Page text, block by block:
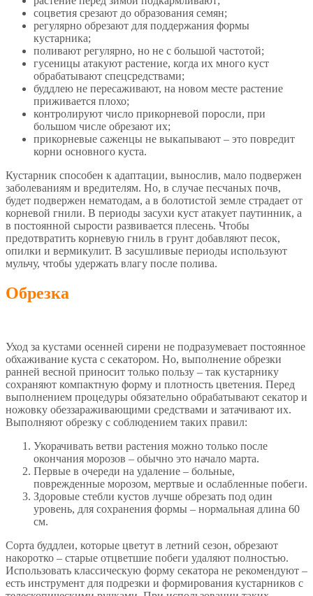
соцветия срезают до образования семян;
регулярно обрезают для поддержания формы
кустарника;
поливают регулярно, но не с большой частотой;
гусеницы атакуют растение, когда их много куст
обрабатывают спецсредствами;
буддлею не пересаживают, на новом месте растение
приживается плохо;
контролируют число прикорневой поросли, при
большом числе обрезают их;
прикорневые саженцы не выкапывают – это повредит
корни основного куста.
Кустарник способен к адаптации, вынослив, мало подвержен
заболеваниям и вредителям. Но, в случае песчаных почв,
будет подвержен нематодам, а в болотистой земле страдает от
корневой гнили. В периоды засухи куст атакует паутинник, а
в постоянной сырости развивается плесень. Чтобы
предотвратить корневую гниль в грунт добавляют песок,
опилки и вермикулит. В засушливые периоды используют
мульчу, чтобы удержать влагу после полива.
Обрезка
Уход за кустами осенней сирени не подразумевает постоянное
обхаживание куста с секатором. Но, выполнение обрезки
ранней весной приносит только пользу – так кустарнику
сохраняют компактную форму и плотность цветения. Перед
выполнением процедуры обязательно обрабатывают секатор и
ножовку обеззараживающими средствами и затачивают их.
Выполняют обрезку с соблюдением таких правил:
Укорачивать ветви растения можно только после
окончания морозов – обычно это начало марта.
Первые в очереди на удаление – больные,
поврежденные морозом, мертвые и ослабленные побеги.
Здоровые стебли кустов лучше обрезать под один
уровень, для сохранения формы – нормальная длина 60
см.
Сорта буддлеи, которые цветут в летний сезон, обрезают
накоротко – старые отцветшие побеги удаляют полностью.
Использовать классическую форму секатора не рекомендуют –
есть инструмент для подрезки и формирования кустарников с